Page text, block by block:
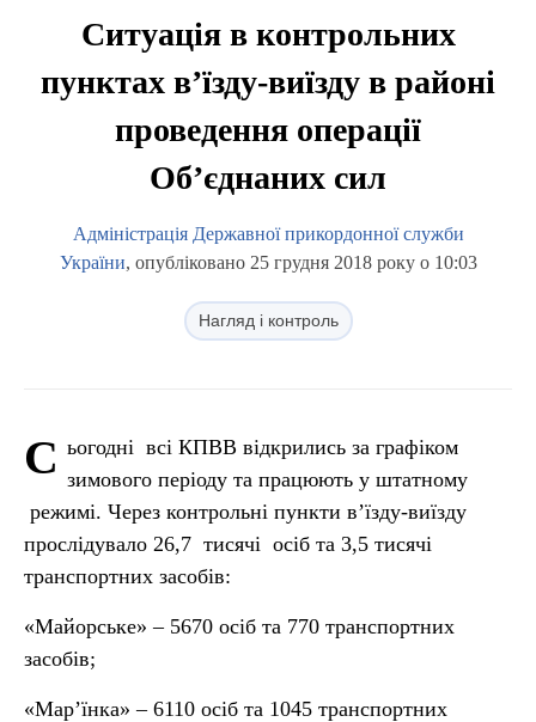
Ситуація в контрольних
пунктах в’їзду-виїзду в районі
проведення операції
Об’єднаних сил
Адміністрація Державної прикордонної служби
України, опубліковано 25 грудня 2018 року о 10:03
Нагляд і контроль
С ьогодні всі КПВВ відкрились за графіком
зимового періоду та працюють у штатному
режимі. Через контрольні пункти в’їзду-виїзду
прослідувало 26,7 тисячі осіб та 3,5 тисячі
транспортних засобів:
«Майорське» – 5670 осіб та 770 транспортних
засобів;
«Мар’їнка» – 6110 осіб та 1045 транспортних